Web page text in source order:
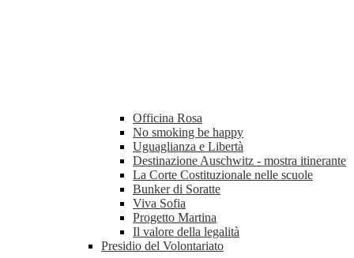
Officina Rosa
No smoking be happy
Uguaglianza e Libertà
Destinazione Auschwitz - mostra itinerante
La Corte Costituzionale nelle scuole
Bunker di Soratte
Viva Sofia
Progetto Martina
Il valore della legalità
Presidio del Volontariato